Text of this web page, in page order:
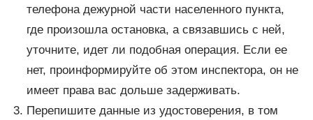
телефона дежурной части населенного пункта,
где произошла остановка, а связавшись с ней,
уточните, идет ли подобная операция. Если ее
нет, проинформируйте об этом инспектора, он не
имеет права вас дольше задерживать.
Перепишите данные из удостоверения, в том